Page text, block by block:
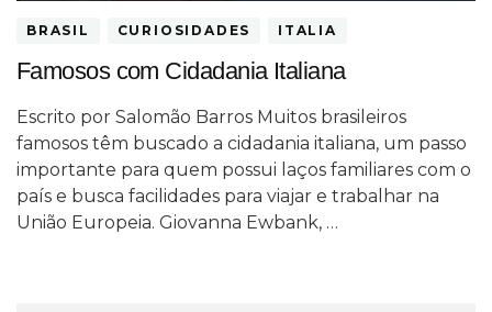
BRASIL CURIOSIDADES ITALIA
Famosos com Cidadania Italiana
Escrito por Salomão Barros Muitos brasileiros
famosos têm buscado a cidadania italiana, um passo
importante para quem possui laços familiares com o
país e busca facilidades para viajar e trabalhar na
União Europeia. Giovanna Ewbank, …